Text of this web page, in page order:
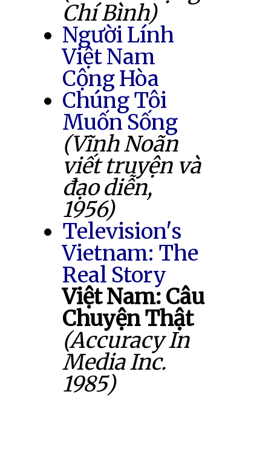
Chí Bình)
Người Lính
Việt Nam
Cộng Hòa
Chúng Tôi
Muốn Sống
(Vĩnh Noãn
viết truyện và
đạo diễn,
1956)
Television's
Vietnam: The
Real Story
Việt Nam: Câu
Chuyện Thật
(Accuracy In
Media Inc.
1985)